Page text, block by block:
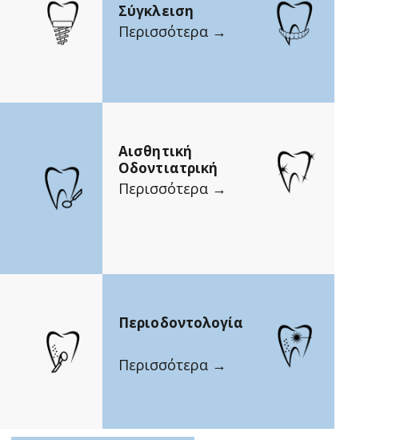
Σύγκλειση
Περισσότερα →
Αισθητική
Οδοντιατρική
Περισσότερα →
Περιοδοντολογία
Περισσότερα →